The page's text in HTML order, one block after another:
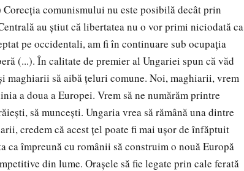
comunismului nu este posibilă decât prin
au ştiut că libertatea nu o vor primi niciodată ca
pe occidentali, am fi în continuare sub ocupaţia
(...). În calitate de premier al Ungariei spun că văd
maghiarii să aibă ţeluri comune. Noi, maghiarii, vrem
a doua a Europei. Vrem să ne numărăm printre
să munceşti. Ungaria vrea să rămână una dintre
credem că acest ţel poate fi mai uşor de înfăptuit
ca împreună cu românii să construim o nouă Europă
din lume. Oraşele să fie legate prin cale ferată